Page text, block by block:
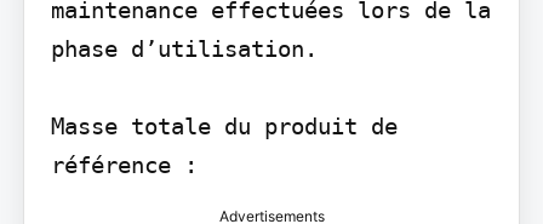
maintenance effectuées lors de la
phase d’utilisation.
Masse totale du produit de
Advertisements